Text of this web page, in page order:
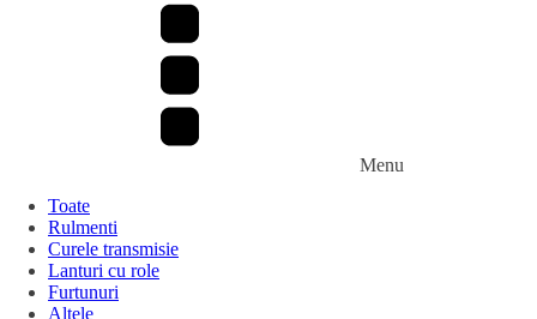
Menu
Toate
Rulmenti
Curele transmisie
Lanturi cu role
Furtunuri
Altele